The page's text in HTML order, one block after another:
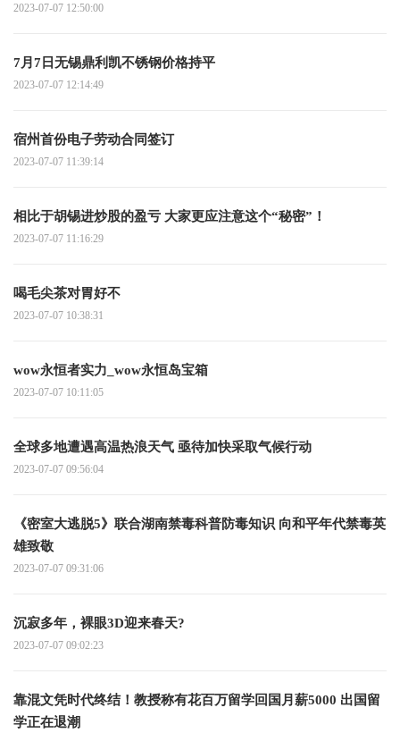
2023-07-07 12:50:00
7月7日无锡鼎利凯不锈钢价格持平
2023-07-07 12:14:49
宿州首份电子劳动合同签订
2023-07-07 11:39:14
相比于胡锡进炒股的盈亏 大家更应注意这个“秘密”！
2023-07-07 11:16:29
喝毛尖茶对胃好不
2023-07-07 10:38:31
wow永恒者实力_wow永恒岛宝箱
2023-07-07 10:11:05
全球多地遭遇高温热浪天气 亟待加快采取气候行动
2023-07-07 09:56:04
《密室大逃脱5》联合湖南禁毒科普防毒知识 向和平年代禁毒英
雄致敬
2023-07-07 09:31:06
沉寂多年，裸眼3D迎来春天?
2023-07-07 09:02:23
靠混文凭时代终结！教授称有花百万留学回国月薪5000 出国留
学正在退潮